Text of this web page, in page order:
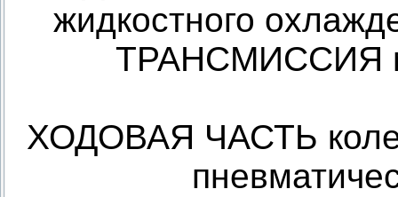
жидкостного
ТРАНСМИССИЯ
ХОДОВАЯ ЧАСТЬ